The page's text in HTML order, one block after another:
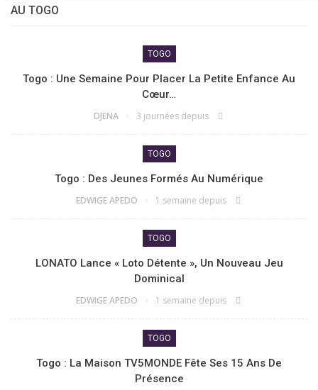
AU TOGO
TOGO
Togo : Une Semaine Pour Placer La Petite Enfance Au
Cœur…
DJENA 3 journées depuis
TOGO
Togo : Des Jeunes Formés Au Numérique
EDWIGE APEDO 1 semaine depuis
TOGO
LONATO Lance « Loto Détente », Un Nouveau Jeu
Dominical
EDWIGE APEDO 1 semaine depuis
TOGO
Togo : La Maison TV5MONDE Fête Ses 15 Ans De
Présence